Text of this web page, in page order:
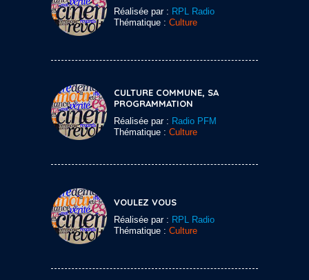
Réalisée par : RPL Radio
Thématique : Culture
CULTURE COMMUNE, SA
PROGRAMMATION
Réalisée par : Radio PFM
Thématique : Culture
VOULEZ VOUS
Réalisée par : RPL Radio
Thématique : Culture